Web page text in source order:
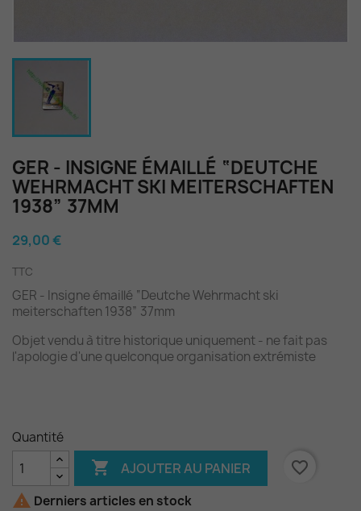
GER - INSIGNE ÉMAILLÉ “DEUTCHE
WEHRMACHT SKI MEITERSCHAFTEN
1938” 37MM
29,00 €
TTC
GER - Insigne émaillé “Deutche Wehrmacht ski
meiterschaften 1938” 37mm
Objet vendu à titre historique uniquement - ne fait pas
l'apologie d'une quelconque organisation extrémiste
Quantité
 AJOUTER AU PANIER
favorite_border
 Derniers articles en stock